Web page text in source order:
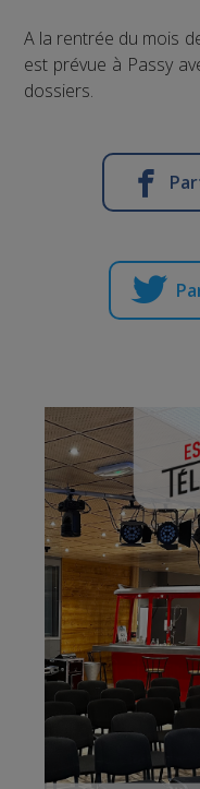
A la rentrée du mois
est prévue à Passy
dossiers.